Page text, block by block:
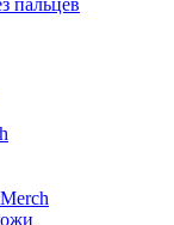
пальцев